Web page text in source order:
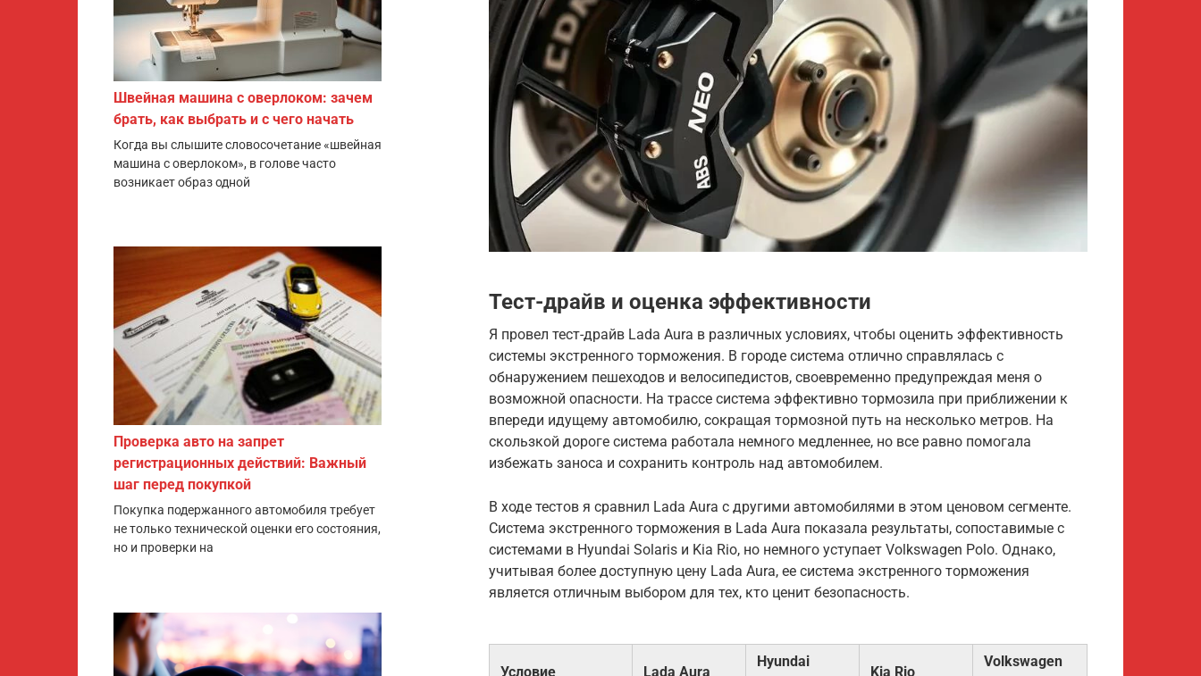
Тест-драйв и оценка эффективности
Я провел тест-драйв Lada Aura в различных условиях, чтобы оценить эффективность
системы экстренного торможения. В городе система отлично справлялась с
обнаружением пешеходов и велосипедистов, своевременно предупреждая меня о
возможной опасности. На трассе система эффективно тормозила при приближении к
впереди идущему автомобилю, сокращая тормозной путь на несколько метров. На
скользкой дороге система работала немного медленнее, но все равно помогала
избежать заноса и сохранить контроль над автомобилем.
В ходе тестов я сравнил Lada Aura с другими автомобилями в этом ценовом сегменте.
Система экстренного торможения в Lada Aura показала результаты, сопоставимые с
системами в Hyundai Solaris и Kia Rio, но немного уступает Volkswagen Polo. Однако,
учитывая более доступную цену Lada Aura, ее система экстренного торможения
является отличным выбором для тех, кто ценит безопасность.
Условие Lada Aura
Hyundai
Kia Rio
Volkswagen
Швейная машина с оверлоком: зачем
брать, как выбрать и с чего начать
Когда вы слышите словосочетание «швейная
машина с оверлоком», в голове часто
возникает образ одной
Проверка авто на запрет
регистрационных действий: Важный
шаг перед покупкой
Покупка подержанного автомобиля требует
не только технической оценки его состояния,
но и проверки на